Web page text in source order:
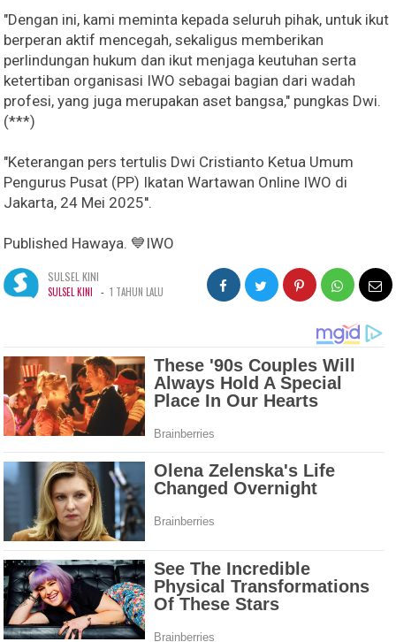
"Dengan ini, kami meminta kepada seluruh pihak, untuk ikut
berperan aktif mencegah, sekaligus memberikan
perlindungan hukum dan ikut menjaga keutuhan serta
ketertiban organisasi IWO sebagai bagian dari wadah
profesi, yang juga merupakan aset bangsa," pungkas Dwi.
(***)
"Keterangan pers tertulis Dwi Cristianto Ketua Umum
Pengurus Pusat (PP) Ikatan Wartawan Online IWO di
Jakarta, 24 Mei 2025''.
Published Hawaya. 💙IWO
SULSEL KINI
SULSEL KINI - 1 TAHUN LALU